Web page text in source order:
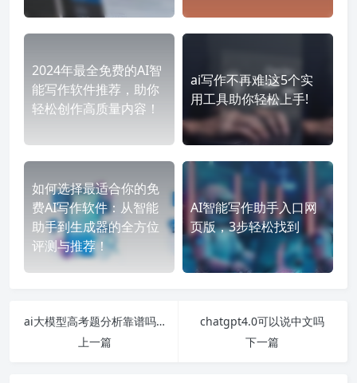
2024年最全免费的AI智
能写作软件推荐，助你
轻松创作高质量内容！
ai写作不再难!这5个实
用工具助你轻松上手!
如何选择最适合你的免
费AI写作软件：从智能
助手到生成器的全方位
评测与推荐！
AI智能写作助手入口网
页版，3步轻松找到
ai大模型高考题分析靠谱吗？
上一篇
chatgpt4.0可以说中文吗
下一篇